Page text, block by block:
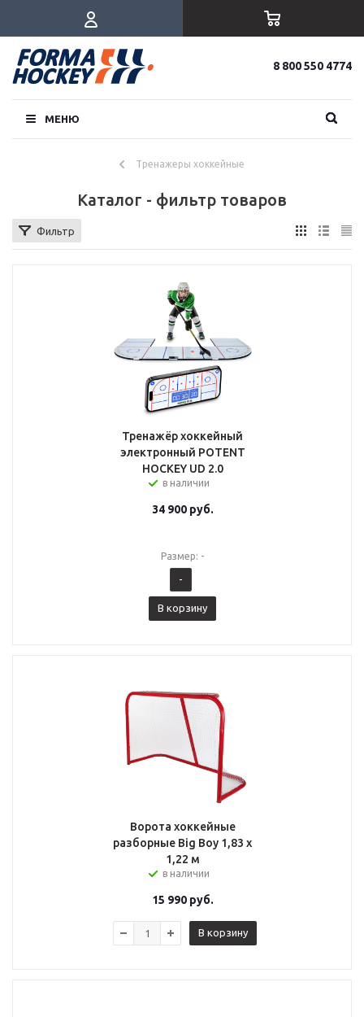
8 800 550 4774
МЕНЮ
Тренажеры хоккейные
Каталог - фильтр товаров
Фильтр
Тренажёр хоккейный
электронный POTENT
HOCKEY UD 2.0
в наличии
34 900руб.
Размер: -
-
В корзину
Ворота хоккейные
разборные Big Boy 1,83 х
1,22 м
в наличии
15 990руб.
В корзину